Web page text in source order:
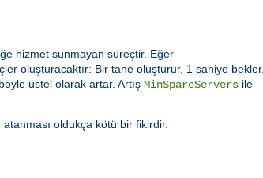
hizmet sunmayan süreçtir. Eğer
oluşturacaktır: Bir tane oluşturur, 1 saniye bekler,
üstel olarak artar. Artış MinSpareServers ile
oldukça kötü bir fikirdir.